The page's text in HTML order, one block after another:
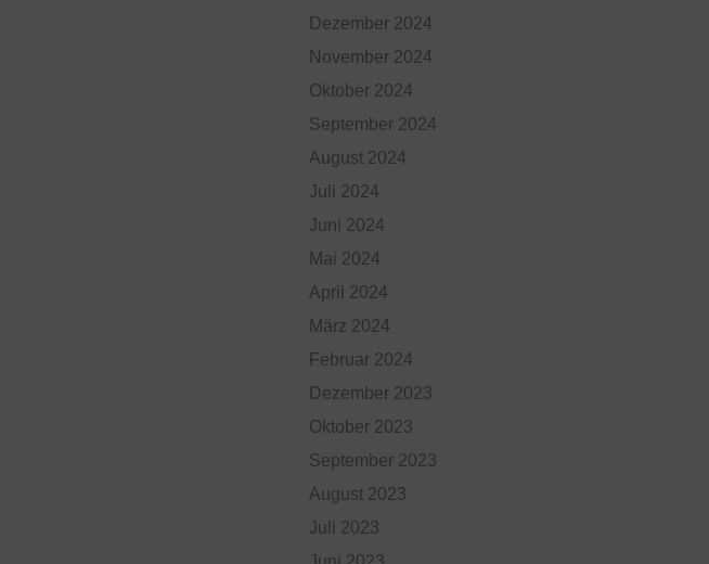
Dezember 2024
November 2024
Oktober 2024
September 2024
August 2024
Juli 2024
Juni 2024
Mai 2024
April 2024
März 2024
Februar 2024
Dezember 2023
Oktober 2023
September 2023
August 2023
Juli 2023